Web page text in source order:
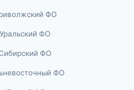
ФО
Уральский ФО
ФО
ФО